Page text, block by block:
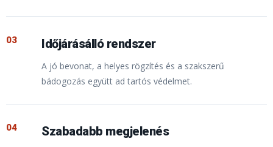
03 Időjárásálló rendszer
A jó bevonat, a helyes rögzítés és a szakszerű
bádogozás együtt ad tartós védelmet.
04 Szabadabb megjelenés